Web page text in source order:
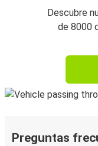
Descubre
de 8000
Preguntas